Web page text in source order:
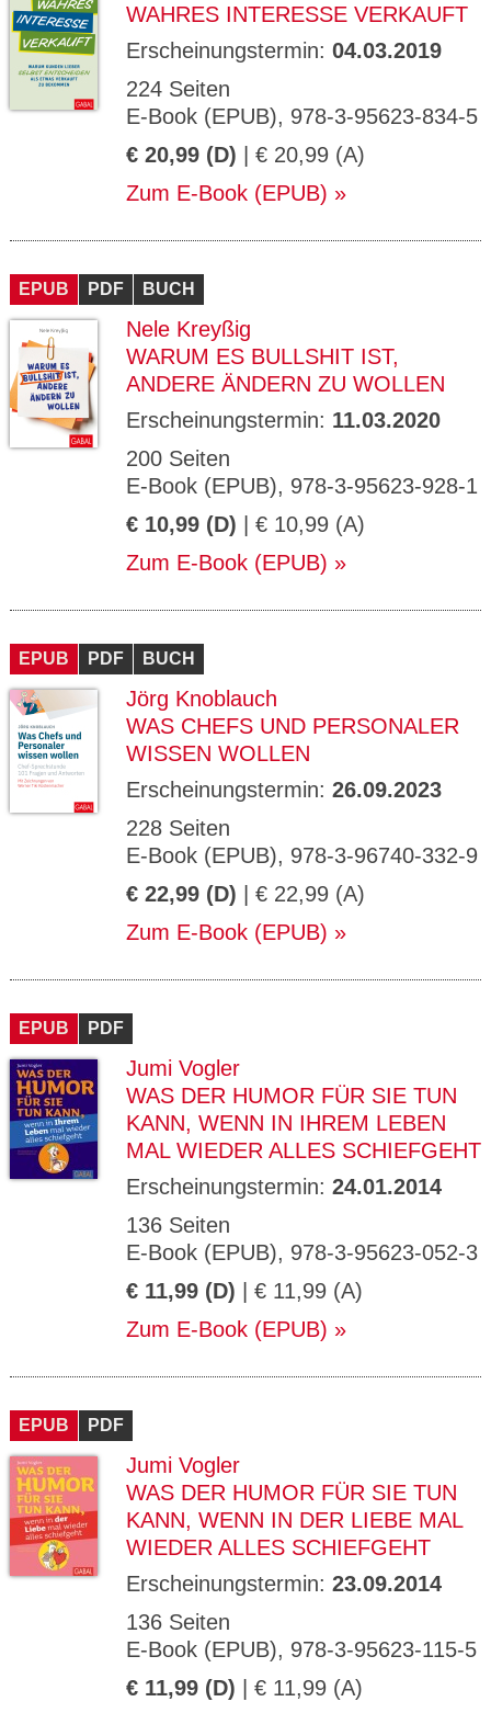
WAHRES INTERESSE VERKAUFT
Erscheinungstermin: 04.03.2019
224 Seiten
E-Book (EPUB), 978-3-95623-834-5
€ 20,99 (D) | € 20,99 (A)
Zum E-Book (EPUB)
EPUB PDF BUCH
Nele Kreyßig
WARUM ES BULLSHIT IST,
ANDERE ÄNDERN ZU WOLLEN
Erscheinungstermin: 11.03.2020
200 Seiten
E-Book (EPUB), 978-3-95623-928-1
€ 10,99 (D) | € 10,99 (A)
Zum E-Book (EPUB)
EPUB PDF BUCH
Jörg Knoblauch
WAS CHEFS UND PERSONALER
WISSEN WOLLEN
Erscheinungstermin: 26.09.2023
228 Seiten
E-Book (EPUB), 978-3-96740-332-9
€ 22,99 (D) | € 22,99 (A)
Zum E-Book (EPUB)
EPUB PDF
Jumi Vogler
WAS DER HUMOR FÜR SIE TUN
KANN, WENN IN IHREM LEBEN
MAL WIEDER ALLES SCHIEFGEHT
Erscheinungstermin: 24.01.2014
136 Seiten
E-Book (EPUB), 978-3-95623-052-3
€ 11,99 (D) | € 11,99 (A)
Zum E-Book (EPUB)
EPUB PDF
Jumi Vogler
WAS DER HUMOR FÜR SIE TUN
KANN, WENN IN DER LIEBE MAL
WIEDER ALLES SCHIEFGEHT
Erscheinungstermin: 23.09.2014
136 Seiten
E-Book (EPUB), 978-3-95623-115-5
€ 11,99 (D) | € 11,99 (A)